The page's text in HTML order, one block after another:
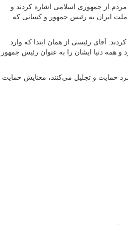
از جمهوری اسلامی اشاره کردند و
ملت ایران به رئیس جمهور و کسانی که
آقای رئیسی از همان ابتدا که وارد
و همه دنیا ایشان را به عنوان رئیس جمهور
حمایت و تجلیل می‌کنند، معنایش حمایت